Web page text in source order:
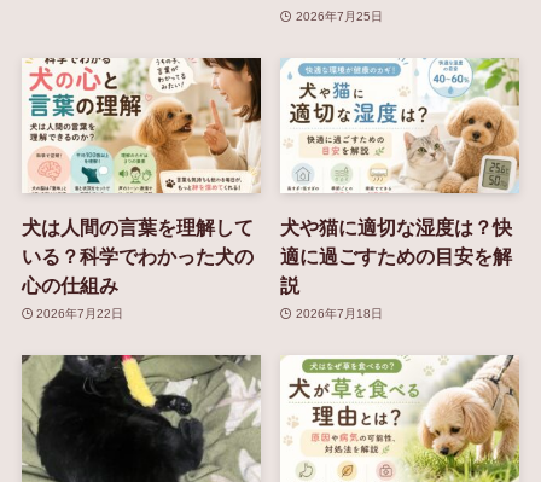
2026年7月25日
犬は人間の言葉を理解して
いる？科学でわかった犬の
心の仕組み
2026年7月22日
犬や猫に適切な湿度は？快
適に過ごすための目安を解
説
2026年7月18日